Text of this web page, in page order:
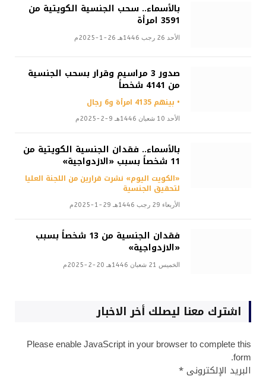
بالأسماء.. سحب الجنسية الكويتية من
3591 امرأة
الأحد 26 رجب 1446هـ 26-1-2025م
صدور 3 مراسيم وقرار بسحب الجنسية
من 4141 شخصاً
• بينهم 4135 امرأة و6 رجال
الأحد 10 شعبان 1446هـ 9-2-2025م
بالأسماء.. فقدان الجنسية الكويتية من
11 شخصاً بسبب «الازدواجية»
«الكويت اليوم» نشرت قرارين من اللجنة العليا
لتحقيق الجنسية
الأربعاء 29 رجب 1446هـ 29-1-2025م
فقدان الجنسية من 13 شخصاً بسبب
«الازدواجية»
الخميس 21 شعبان 1446هـ 20-2-2025م
اشترك معنا ليصلك أخر الاخبار
Please enable JavaScript in your browser to complete this
form.
البريد الإلكترونى*